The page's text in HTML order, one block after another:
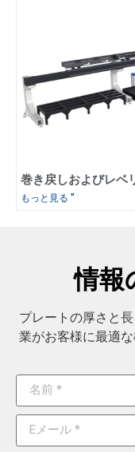
巻き戻しおよびレベ
もっと見る "
情報
プレートの厚さと
業がお客様に最適